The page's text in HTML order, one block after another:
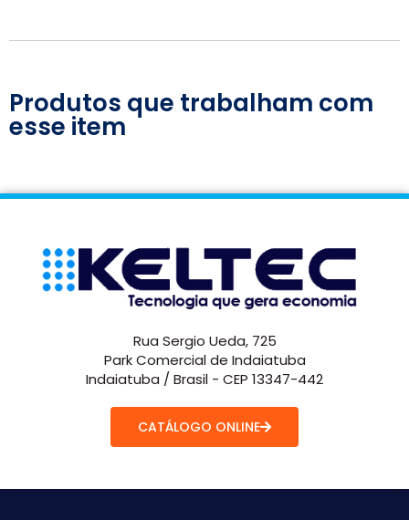
Produtos que trabalham com
esse item
Rua Sergio Ueda, 725
Park Comercial de Indaiatuba
Indaiatuba / Brasil - CEP 13347-442
CATÁLOGO ONLINE